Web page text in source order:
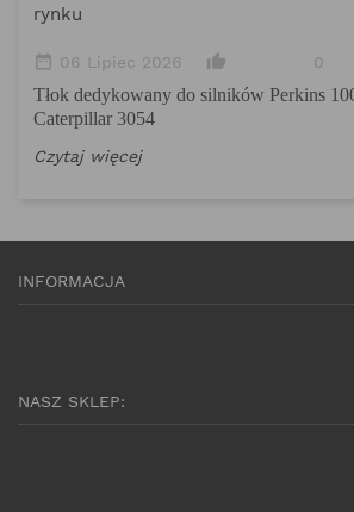
rynku
date_range 06 Lipiec 2026 thumb_up_alt 0
Tłok dedykowany do silników Perkins
Caterpillar 3054
Czytaj więcej
INFORMACJA
NASZ SKLEP: